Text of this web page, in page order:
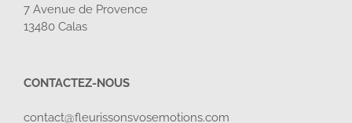
7 Avenue de Provence
13480 Calas
CONTACTEZ-NOUS
contact@fleurissonsvosemotions.com